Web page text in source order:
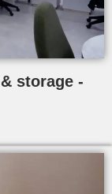
storage -